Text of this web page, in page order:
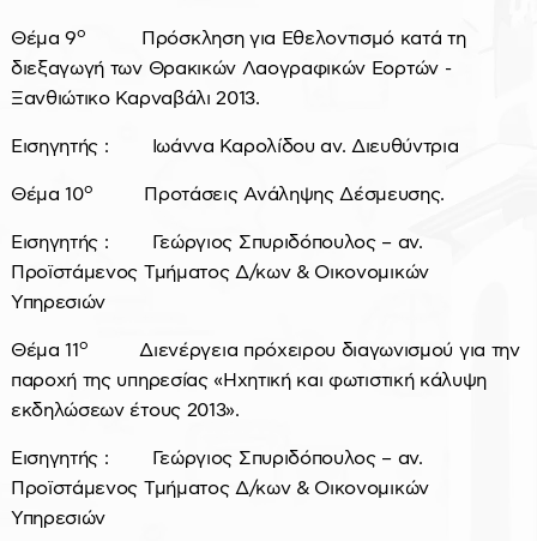
Θέμα 9ο
Πρόσκληση για Εθελοντισμό κατά τη
διεξαγωγή των Θρακικών Λαογραφικών Εορτών -
Ξανθιώτικο Καρναβάλι 2013.
Εισηγητής : Ιωάννα Καρολίδου αν. Διευθύντρια
Θέμα 10ο Προτάσεις Ανάληψης Δέσμευσης.
Εισηγητής : Γεώργιος Σπυριδόπουλος – αν.
Προϊστάμενος Τμήματος Δ/κων & Οικονομικών
Υπηρεσιών
Θέμα 11ο
Διενέργεια πρόχειρου διαγωνισμού για την
παροχή της υπηρεσίας «Ηχητική και φωτιστική κάλυψη
εκδηλώσεων έτους 2013».
Εισηγητής : Γεώργιος Σπυριδόπουλος – αν.
Προϊστάμενος Τμήματος Δ/κων & Οικονομικών
Υπηρεσιών